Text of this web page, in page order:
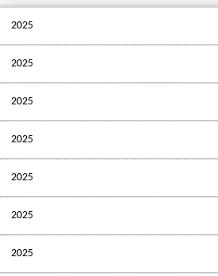
2025
2025
2025
2025
2025
2025
2025